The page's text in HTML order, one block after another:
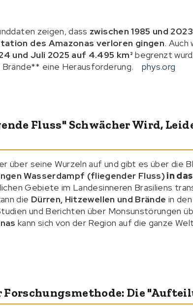
zeigen, dass zwischen 1985 und
des Amazonas verloren gingen. Auch
und Juli 2025 auf 4.495 km² begrenzt
eine Herausforderung.
phys.org
Fluss" Schwächer Wird,
über seine Wurzeln auf und gibt es über die
Wasserdampf (fliegender Fluss) in
Gebiete im Landesinneren Brasiliens
die Dürren, Hitzewellen und Brände in
und Berichten über Monsunstörungen
kann sich von der Region auf die ganze
Die